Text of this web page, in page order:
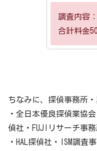
調査内容
合計料金
ちなみに、探偵事務所
・全日本優良探偵業協
偵社・FUJIリサーチ事
・HAL探偵社・ISM調査